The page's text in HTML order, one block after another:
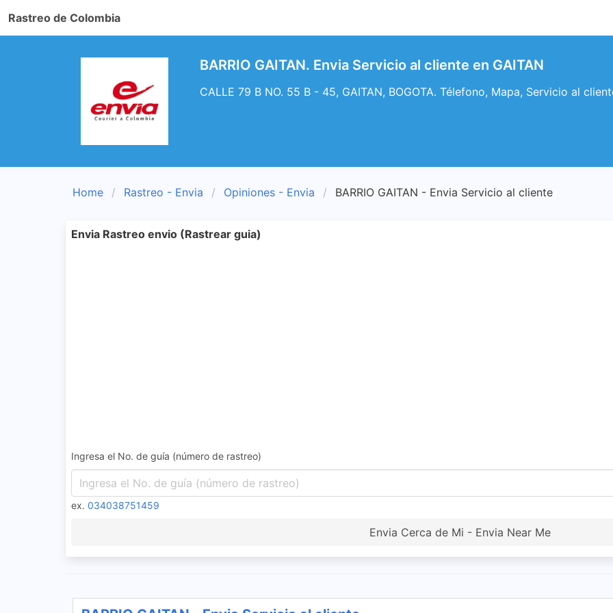
Rastreo de Colombia
BARRIO GAITAN. Envia Servicio al cliente en GAITAN
CALLE 79 B NO. 55 B - 45, GAITAN, BOGOTA. Télefono, Mapa, Servicio al
Home Rastreo - Envia Opiniones - Envia BARRIO GAITAN - Envia Servicio al cliente
Envia Rastreo envio (Rastrear guia)
Ingresa el No. de guía (número de rastreo)
ex. 034038751459
Envia Cerca de Mi - Envia Near Me